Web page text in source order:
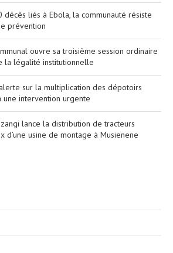
liés à Ebola, la communauté résiste
prévention
ouvre sa troisième session ordinaire
la légalité institutionnelle
sur la multiplication des dépotoirs
une intervention urgente
lance la distribution de tracteurs
d’une usine de montage à Musienene